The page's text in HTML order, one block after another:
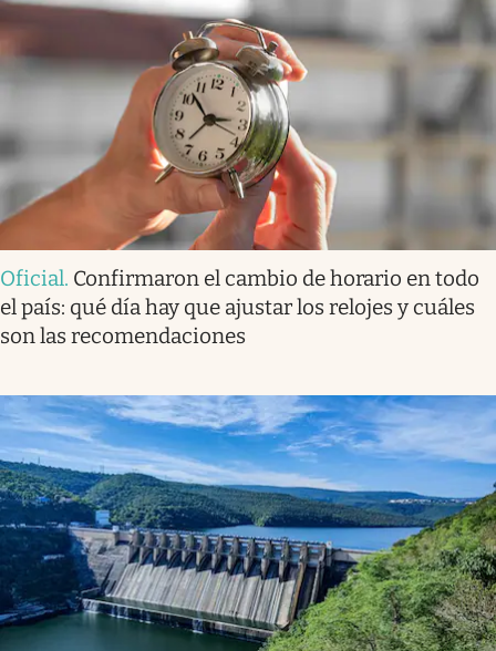
Oficial. Confirmaron el cambio de horario en todo
el país: qué día hay que ajustar los relojes y cuáles
son las recomendaciones